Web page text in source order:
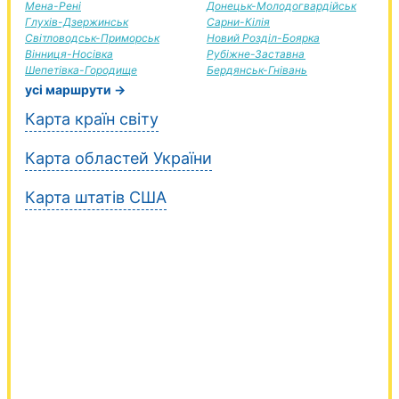
Мена-Рені
Глухів-Дзержинськ
Світловодськ-Приморськ
Вінниця-Носівка
Шепетівка-Городище
Донецьк-Молодогвардійськ
Сарни-Кілія
Новий Розділ-Боярка
Рубіжне-Заставна
Бердянськ-Гнівань
усі маршрути →
Карта країн світу
Карта областей України
Карта штатів США